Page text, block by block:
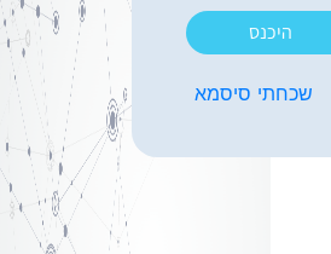
היכנס
שכחתי סיסמא